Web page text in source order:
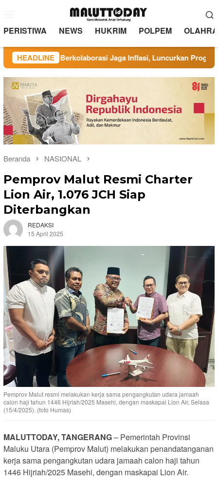
kontenMobile
PERISTIWA NEWS HUKRIM POLPEM
HEADLINE
Berkolaborasi Jaga Inflasi, Luncurkan Program Rindang
Beranda NASIONAL
Pemprov Malut Resmi Charter
Lion Air, 1.076 JCH Siap
Diterbangkan
REDAKSI
15 April 2025
Pemprov Malut resmi melakukan kerja sama pengangkutan udara jamaah
calon haji tahun 1446 Hijriah/2025 Masehi, dengan maskapai Lion Air, Selasa
(15/4/2025). (foto Humas)
MALUTTODAY, TANGERANG– Pemerintah Provinsi
Maluku Utara (Pemprov Malut) melakukan penandatanganan
kerja sama pengangkutan udara jamaah calon haji tahun
1446 Hijriah/2025 Masehi, dengan maskapai Lion Air.